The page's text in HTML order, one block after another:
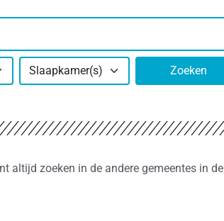
Slaapkamer(s) Zoeken
altijd zoeken in de andere gemeentes in de